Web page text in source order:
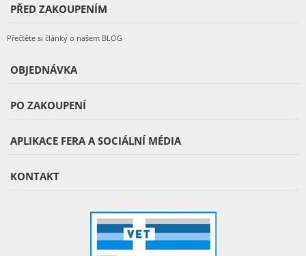
PŘED ZAKOUPENÍM
Přečtěte si články o našem BLOG
OBJEDNÁVKA
PO ZAKOUPENÍ
APLIKACE FERA A SOCIÁLNÍ MÉDIA
KONTAKT